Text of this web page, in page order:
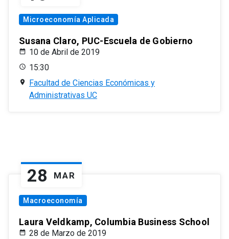
Microeconomía Aplicada
Susana Claro, PUC-Escuela de Gobierno
10 de Abril de 2019
15:30
Facultad de Ciencias Económicas y
Administrativas UC
28 MAR
Macroeconomía
Laura Veldkamp, Columbia Business School
28 de Marzo de 2019